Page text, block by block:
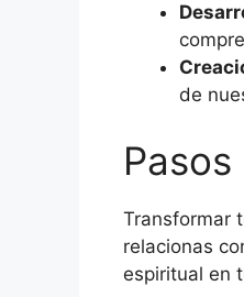
de
Transformar
relacionas
espiritual en